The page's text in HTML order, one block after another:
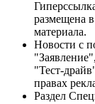
размещена
материала.
Новости с
"Тест-
правах
Раздел